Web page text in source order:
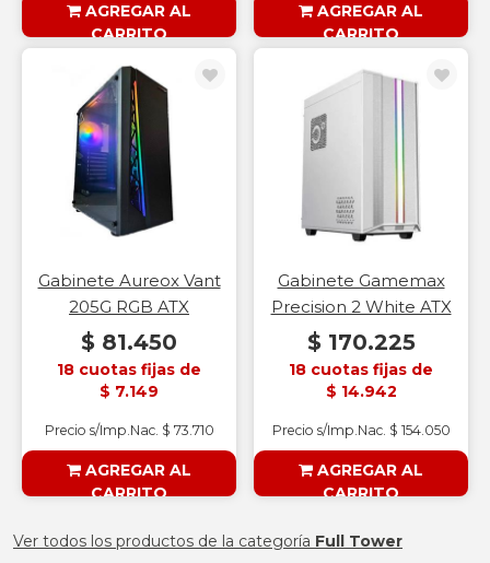
AGREGAR AL
CARRITO
§ESOUTLET§
AGREGAR AL
CARRITO
§ESOUTLET§
Gabinete Aureox Vant
205G RGB ATX
$ 81.450
18 cuotas fijas de
$ 7.149
Precio s/Imp.Nac. $ 73.710
AGREGAR AL
CARRITO
Gabinete Gamemax
Precision 2 White ATX
$ 170.225
18 cuotas fijas de
$ 14.942
Precio s/Imp.Nac. $ 154.050
AGREGAR AL
CARRITO
Ver todos los productos de la categoría Full Tower